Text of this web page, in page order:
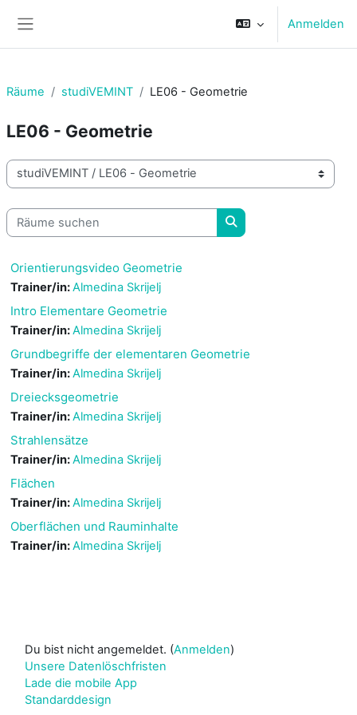
Anmelden
Räume studiVEMINT LE06 - Geometrie
LE06 - Geometrie
Raumbereiche
Räume suchen
Räume suchen
Orientierungsvideo Geometrie
Trainer/in:Almedina Skrijelj
Intro Elementare Geometrie
Trainer/in:Almedina Skrijelj
Grundbegriffe der elementaren Geometrie
Trainer/in:Almedina Skrijelj
Dreiecksgeometrie
Trainer/in:Almedina Skrijelj
Strahlensätze
Trainer/in:Almedina Skrijelj
Flächen
Trainer/in:Almedina Skrijelj
Oberflächen und Rauminhalte
Trainer/in:Almedina Skrijelj
Du bist nicht angemeldet. (Anmelden)
Unsere Datenlöschfristen
Lade die mobile App
Standarddesign